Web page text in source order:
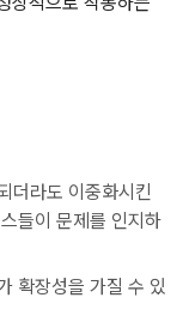
더라도 이중화시킨
들이 문제를 인지하
확장성을 가질 수 있